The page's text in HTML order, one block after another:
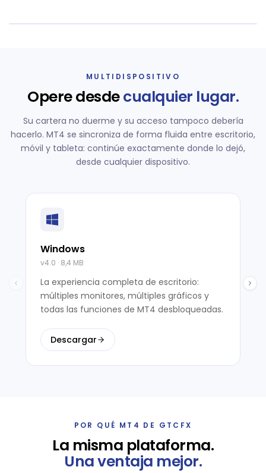
MULTIDISPOSITIVO
Opere desdecualquier lugar.
Su cartera no duerme y su acceso tampoco debería
hacerlo. MT4 se sincroniza de forma fluida entre escritorio,
móvil y tableta: continúe exactamente donde lo dejó,
desde cualquier dispositivo.
Windows
v4.0 · 8,4 MB
La experiencia completa de escritorio:
múltiples monitores, múltiples gráficos y
todas las funciones de MT4 desbloqueadas.
Descargar
POR QUÉ MT4 DE GTCFX
La misma plataforma.
Una ventaja mejor.